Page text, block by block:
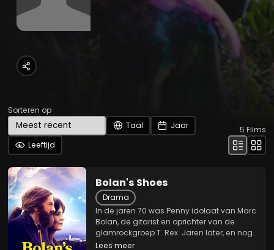
Sorteren op
Taal
Jaar
Leeftijd
5 Films
Bolan's Shoes
Drama
In de jaren 70 was Penny idolaat van Marc
Bolan, de gitarist en oprichter van de
glamrockgroep T. Rex. Jaren later, en nog
steeds vasthoudend aan de aanbidding
Lees meer